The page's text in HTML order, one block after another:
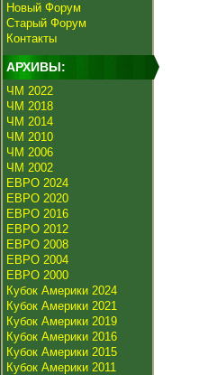
Новый Форум
Старый Форум
Контакты
АРХИВЫ:
ЧМ 2022
ЧМ 2018
ЧМ 2014
ЧМ 2010
ЧМ 2006
ЧМ 2002
ЕВРО 2024
ЕВРО 2020
ЕВРО 2016
ЕВРО 2012
ЕВРО 2008
ЕВРО 2004
ЕВРО 2000
Кубок Америки 2024
Кубок Америки 2021
Кубок Америки 2019
Кубок Америки 2016
Кубок Америки 2015
Кубок Америки 2011